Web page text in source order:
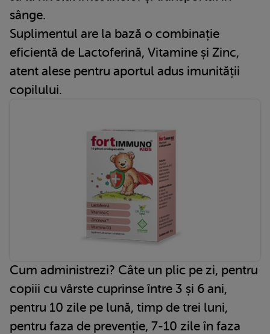
sânge.
Suplimentul are la bază o combinație
eficientă de Lactoferină, Vitamine și Zinc,
atent alese pentru aportul adus imunității
copilului.
Cum administrezi? Câte un plic pe zi, pentru
copiii cu vârste cuprinse între 3 și 6 ani,
pentru 10 zile pe lună, timp de trei luni,
pentru faza de prevenție, 7-10 zile în faza